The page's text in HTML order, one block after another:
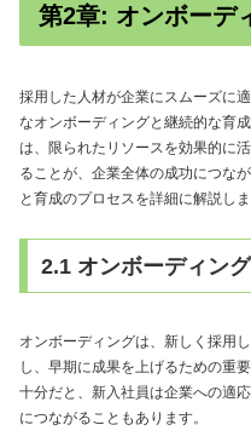
第2章: オンボーデ
採用した人材が企業にスムーズに
なオンボーディングと継続的な育
は、限られたリソースを効果的に
ることが、企業全体の成功につな
と育成のプロセスを詳細に解説しま
2.1 オンボーディン
オンボーディングは、新しく採用
し、早期に成果を上げるための重
十分だと、新入社員は企業への適
につながることもあります。